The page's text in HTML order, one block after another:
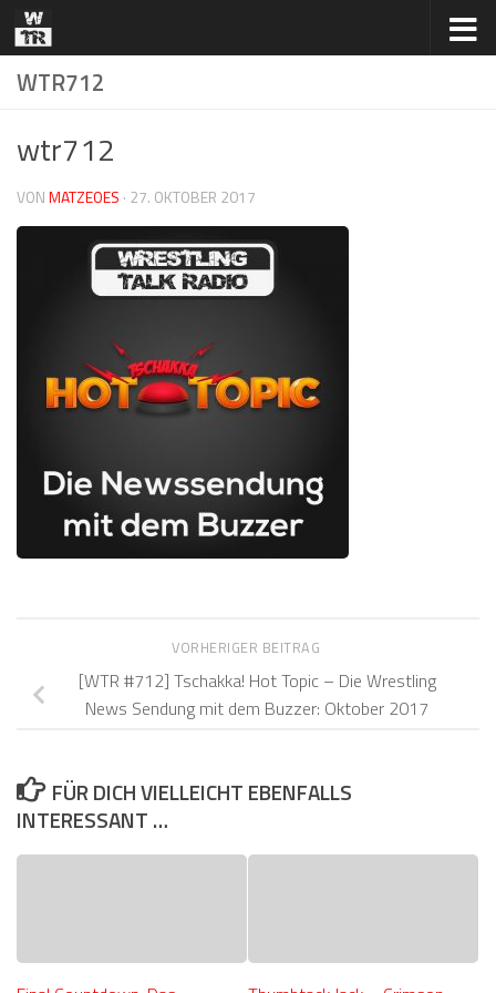
Zum Inhalt springen
WTR712
wtr712
VONMATZEOES · 27. OKTOBER 2017
VORHERIGER BEITRAG
[WTR #712] Tschakka! Hot Topic – Die Wrestling
News Sendung mit dem Buzzer: Oktober 2017
FÜR DICH VIELLEICHT EBENFALLS
INTERESSANT …